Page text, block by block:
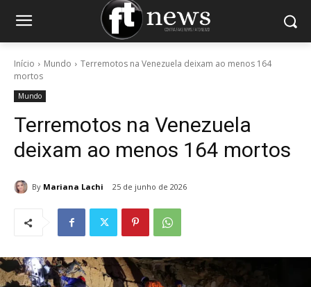
Início Mundo
Terremotos na Venezuela deixam ao menos 164
mortos
Mundo
Terremotos na Venezuela
deixam ao menos 164 mortos
By Mariana Lachi 25 de junho de 2026